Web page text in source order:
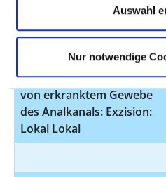
Auswahl
Nur notwendige
Operative Behandlung
von Analfisteln: Exzision:
Submukös Submukös
Exzision und Destruktion
von erkranktem Gewebe
des Analkanals: Exzision:
Lokal Lokal